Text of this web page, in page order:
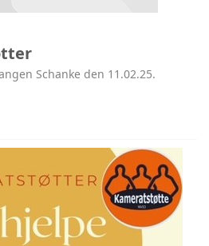
Schanke den 11.02.25.